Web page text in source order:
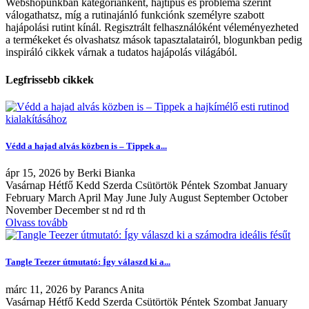
Webshopunkban kategóriánként, hajtípus és probléma szerint
válogathatsz, míg a rutinajánló funkciónk személyre szabott
hajápolási rutint kínál. Regisztrált felhasználóként véleményezheted
a termékeket és olvashatsz mások tapasztalatairól, blogunkban pedig
inspiráló cikkek várnak a tudatos hajápolás világából.
Legfrissebb cikkek
Védd a hajad alvás közben is – Tippek a...
ápr 15, 2026 by Berki Bianka
Vasárnap Hétfő Kedd Szerda Csütörtök Péntek Szombat January
February March April May June July August September October
November December st nd rd th
Olvass tovább
Tangle Teezer útmutató: Így válaszd ki a...
márc 11, 2026 by Parancs Anita
Vasárnap Hétfő Kedd Szerda Csütörtök Péntek Szombat January